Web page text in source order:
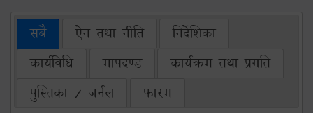
सबै ऐन तथा नीति
निर्देशिका
कार्यविधि
मापदण्ड
कार्यक्रम तथा प्रगति
पुस्तिका / जर्नल
फारम